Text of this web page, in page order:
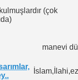
(çok
manevi